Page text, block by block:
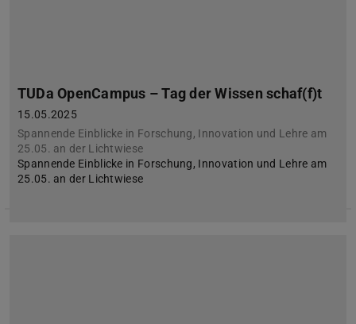
TUDa OpenCampus – Tag der Wissen schaf(f)t
15.05.2025
Spannende Einblicke in Forschung, Innovation und Lehre am
25.05. an der Lichtwiese
Spannende Einblicke in Forschung, Innovation und Lehre am
25.05. an der Lichtwiese